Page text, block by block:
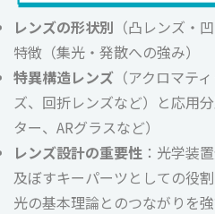
レンズの形状別 （凸レンズ・
特徴（集光・発散への強み）
特異構造レンズ （アクロマテ
ズ、回折レンズなど）と応用
ター、ARグラスなど）
レンズ設計の重要性 ：光学装
及ぼすキーパーツとしての役割
光の基本理論とのつながりを